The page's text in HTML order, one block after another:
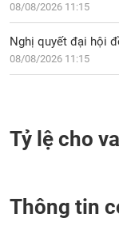
08/08/2026 11:15
Nghị quyết đại hội
08/08/2026 11:15
Tỷ lệ cho
Thông tin